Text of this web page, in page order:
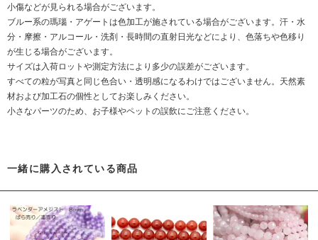
小傷などが見られる場合がございます。
ブルー系の瑪瑙・アゲートは色加工が施されている場合がございます。汗・水
分・摩擦・アルコール・洗剤・長時間の直射日光などにより、色落ちや色移り
が生じる場合がございます。
サイズは入荷ロットや測定方法により多少の誤差がございます。
すべての粒が写真と同じ色合い・透明感になるわけではございません。天然素
材および加工石の個性としてお楽しみください。
小さなパーツのため、お子様やペットの誤飲にご注意ください。
一緒に購入されている商品